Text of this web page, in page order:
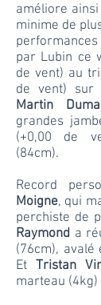
améliore
minime de
par Lubin ce
de vent) au
de vent) sur
Martin
grandes
(+0,00 de
(84cm).
Record
Moigne, qui
perchiste de
Raymond a
(76cm), avalé
Et Tristan
marteau (4kg)